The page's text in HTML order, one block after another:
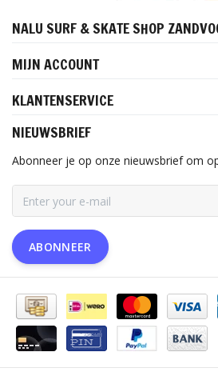
NALU SURF & SKATE SHOP
MIJN ACCOUNT
KLANTENSERVICE
NIEUWSBRIEF
Abonneer je op onze nieuwsbrief om
ABONNEER